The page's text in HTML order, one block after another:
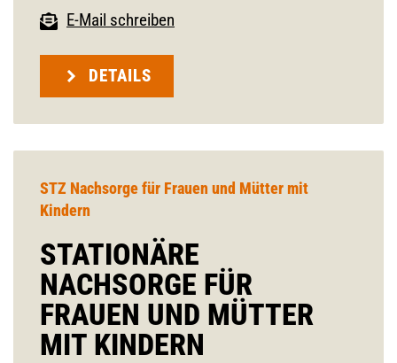
E-Mail schreiben
DETAILS
STZ Nachsorge für Frauen und Mütter mit
Kindern
STATIONÄRE
NACHSORGE FÜR
FRAUEN UND MÜTTER
MIT KINDERN